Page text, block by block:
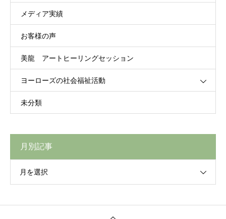
メディア実績
お客様の声
美龍 アートヒーリングセッション
ヨーローズの社会福祉活動
未分類
月別記事
月を選択